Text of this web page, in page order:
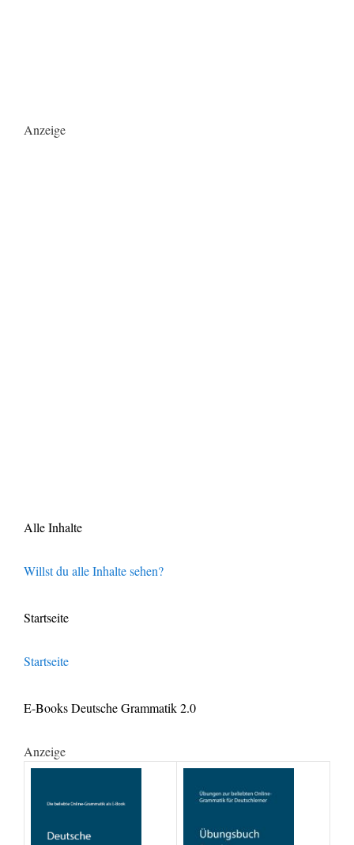
Anzeige
Alle Inhalte
Willst du alle Inhalte sehen?
Startseite
Startseite
E-Books Deutsche Grammatik 2.0
Anzeige